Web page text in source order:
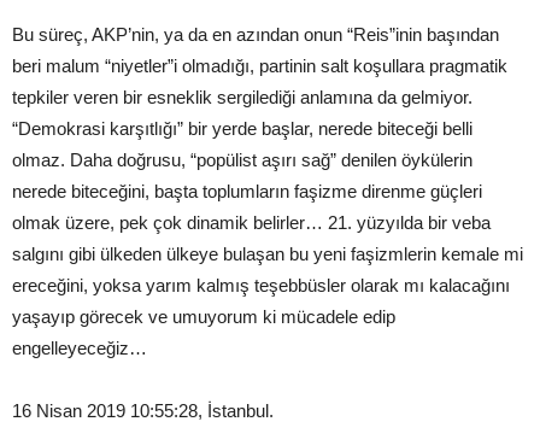
Bu süreç, AKP’nin, ya da en azından onun “Reis”inin başından
beri malum “niyetler”i olmadığı, partinin salt koşullara pragmatik
tepkiler veren bir esneklik sergilediği anlamına da gelmiyor.
“Demokrasi karşıtlığı” bir yerde başlar, nerede biteceği belli
olmaz. Daha doğrusu, “popülist aşırı sağ” denilen öykülerin
nerede biteceğini, başta toplumların faşizme direnme güçleri
olmak üzere, pek çok dinamik belirler… 21. yüzyılda bir veba
salgını gibi ülkeden ülkeye bulaşan bu yeni faşizmlerin kemale mi
ereceğini, yoksa yarım kalmış teşebbüsler olarak mı kalacağını
yaşayıp görecek ve umuyorum ki mücadele edip
engelleyeceğiz…
16 Nisan 2019 10:55:28, İstanbul.